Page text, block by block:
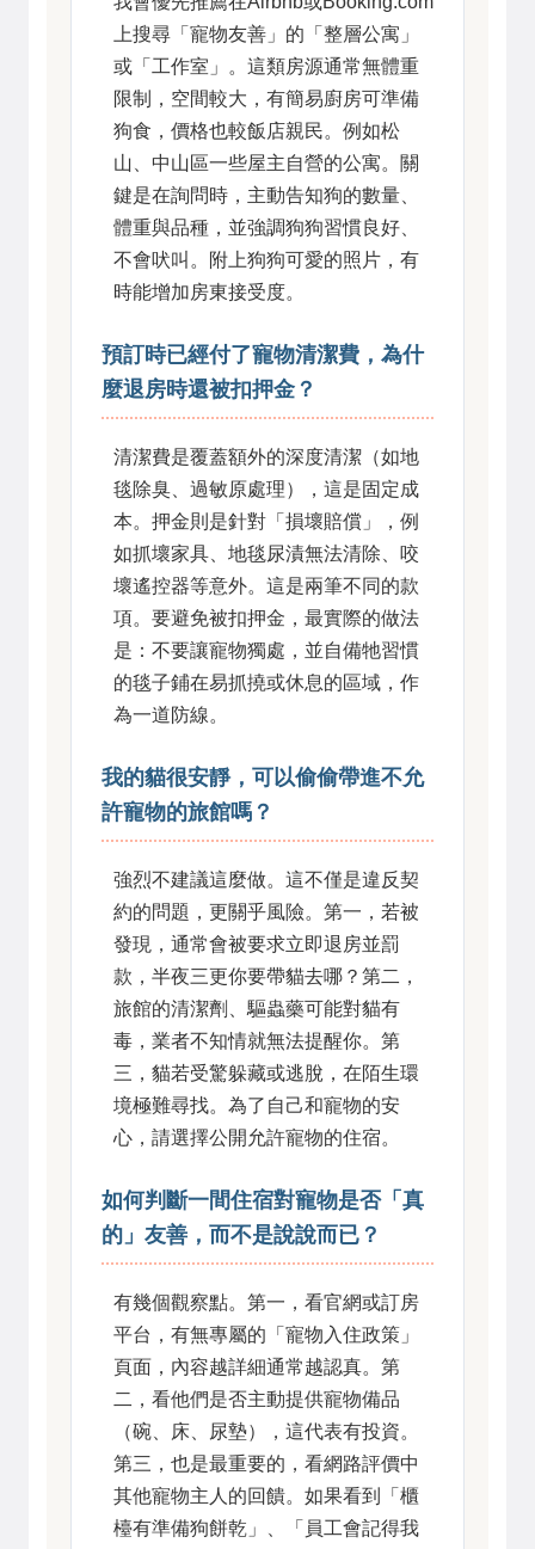
上搜尋「寵物友善」的「整層公寓」
或「工作室」。這類房源通常無體重
限制，空間較大，有簡易廚房可準備
狗食，價格也較飯店親民。例如松
山、中山區一些屋主自營的公寓。關
鍵是在詢問時，主動告知狗的數量、
體重與品種，並強調狗狗習慣良好、
不會吠叫。附上狗狗可愛的照片，有
時能增加房東接受度。
預訂時已經付了寵物清潔費，為什
麼退房時還被扣押金？
清潔費是覆蓋額外的深度清潔（如地
毯除臭、過敏原處理），這是固定成
本。押金則是針對「損壞賠償」，例
如抓壞家具、地毯尿漬無法清除、咬
壞遙控器等意外。這是兩筆不同的款
項。要避免被扣押金，最實際的做法
是：不要讓寵物獨處，並自備牠習慣
的毯子鋪在易抓撓或休息的區域，作
為一道防線。
我的貓很安靜，可以偷偷帶進不允
許寵物的旅館嗎？
強烈不建議這麼做。這不僅是違反契
約的問題，更關乎風險。第一，若被
發現，通常會被要求立即退房並罰
款，半夜三更你要帶貓去哪？第二，
旅館的清潔劑、驅蟲藥可能對貓有
毒，業者不知情就無法提醒你。第
三，貓若受驚躲藏或逃脫，在陌生環
境極難尋找。為了自己和寵物的安
心，請選擇公開允許寵物的住宿。
如何判斷一間住宿對寵物是否「真
的」友善，而不是說說而已？
有幾個觀察點。第一，看官網或訂房
平台，有無專屬的「寵物入住政策」
頁面，內容越詳細通常越認真。第
二，看他們是否主動提供寵物備品
（碗、床、尿墊），這代表有投資。
第三，也是最重要的，看網路評價中
其他寵物主人的回饋。如果看到「櫃
檯有準備狗餅乾」、「員工會記得我